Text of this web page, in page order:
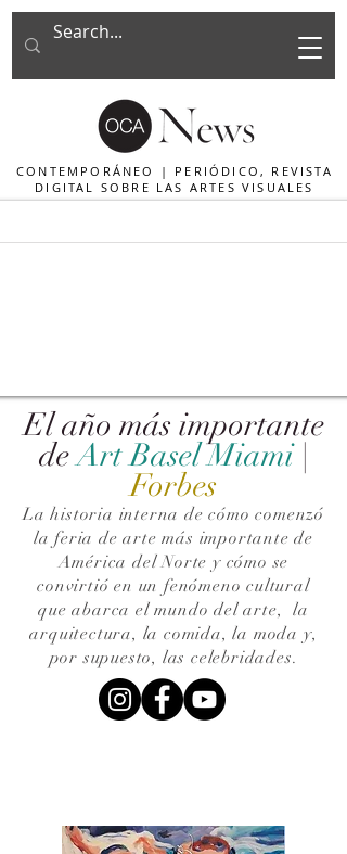
CONTEMPORÁNEO | PERIÓDICO, REVISTA
DIGITAL SOBRE LAS ARTES VISUALES
El año más importante
de Art Basel Miami |
Forbes
La historia interna de cómo comenzó
la feria de arte más importante de
América del Norte y cómo se
convirtió en un fenómeno cultural
que abarca el mundo del arte,la
arquitectura, la comida, la moda y,
por supuesto, las celebridades.